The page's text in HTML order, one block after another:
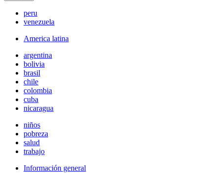
peru
venezuela
America latina
argentina
bolivia
brasil
chile
colombia
cuba
nicaragua
niños
pobreza
salud
trabajo
Información general